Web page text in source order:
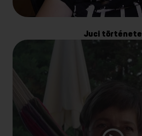
Juci története